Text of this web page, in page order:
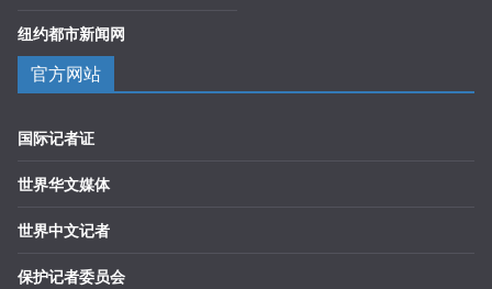
纽约都市新闻网
官方网站
国际记者证
世界华文媒体
世界中文记者
保护记者委员会